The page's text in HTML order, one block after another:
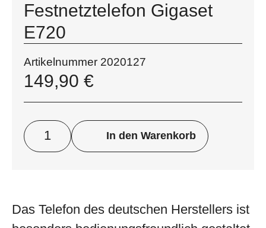
Festnetztelefon Gigaset
E720
Artikelnummer 2020127
149,90 €
In den Warenkorb
Das Telefon des deutschen Herstellers ist